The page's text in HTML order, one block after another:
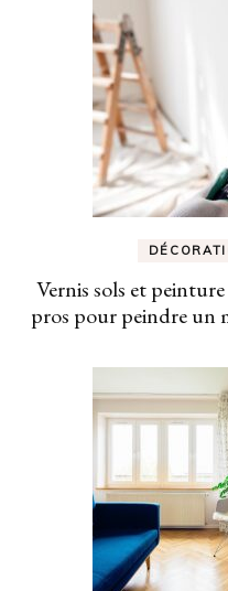
Vernis sols et
pros pour peindre un